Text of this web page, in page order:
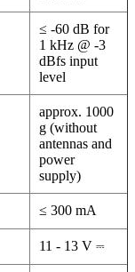
≤ -60 dB for
1 kHz @ -3
dBfs input
level
approx. 1000
g (without
antennas and
power
supply)
≤ 300 mA
11 - 13 V ⎓